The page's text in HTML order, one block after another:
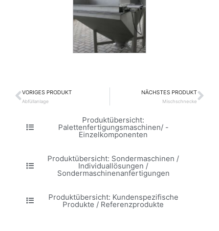
Zurück
VORIGES PRODUKT
Abfüllanlage
NÄCHSTES PRODUKT
Mischschnecke
Produktübersicht:
Palettenfertigungsmaschinen/ -
Einzelkomponenten
Produktübersicht: Sondermaschinen /
Individuallösungen /
Sondermaschinenanfertigungen
Produktübersicht: Kundenspezifische
Produkte / Referenzprodukte